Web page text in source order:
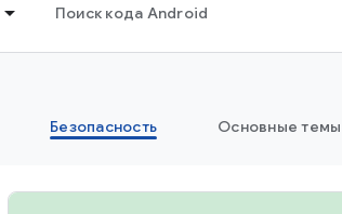
Поиск кода Android
Безопасность Основные темы